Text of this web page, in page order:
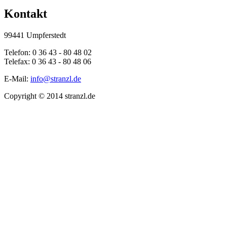
Kontakt
99441 Umpferstedt
Telefon: 0 36 43 - 80 48 02
Telefax: 0 36 43 - 80 48 06
E-Mail: info@stranzl.de
Copyright © 2014 stranzl.de